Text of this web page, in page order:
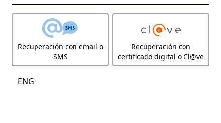
Recuperación con email o
SMS
Recuperación con
certificado digital o Cl@ve
ENG